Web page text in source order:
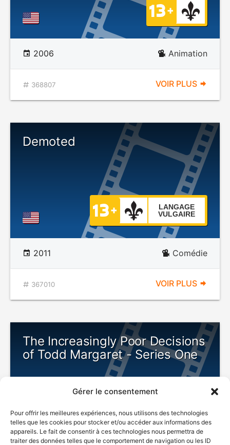
Gérer le consentement
Pour offrir les meilleures expériences, nous utilisons des technologies
telles que les cookies pour stocker et/ou accéder aux informations des
appareils. Le fait de consentir à ces technologies nous permettra de
traiter des données telles que le comportement de navigation ou les ID
2006 Animation
368807 VOIR PLUS
Demoted
LANGAGE
VULGAIRE
2011 Comédie
367010 VOIR PLUS
The Increasingly Poor Decisions
of Todd Margaret - Series One
VULGAIRE